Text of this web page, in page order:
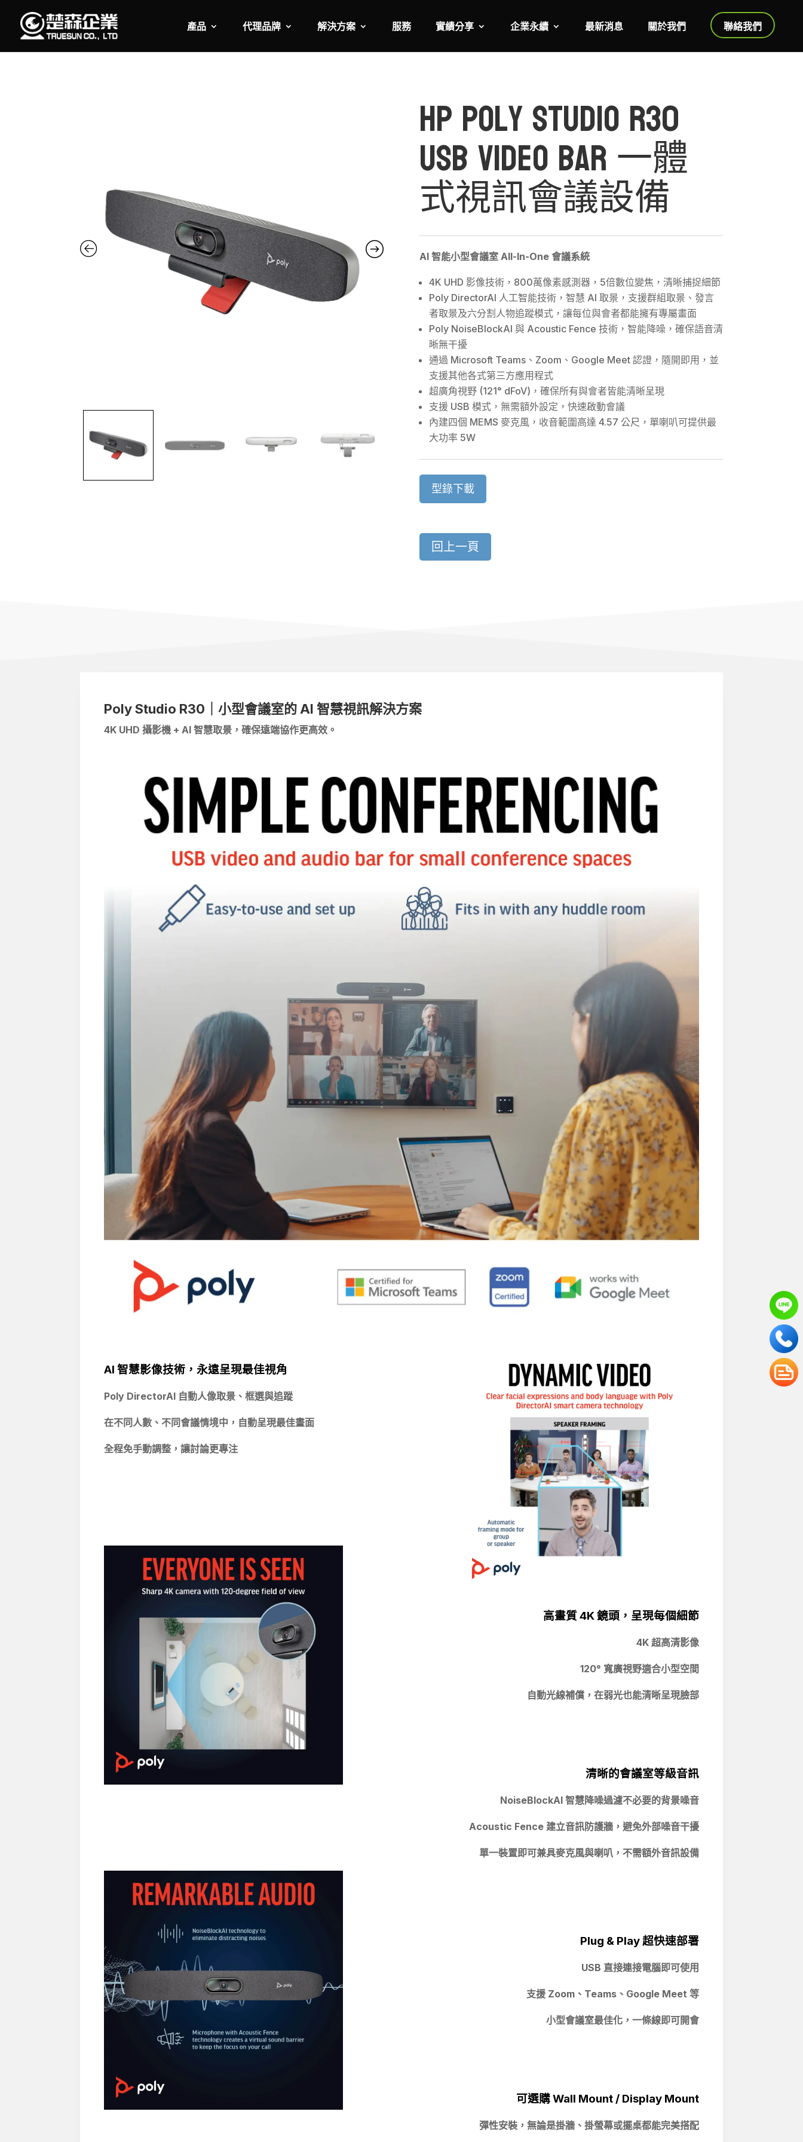
產品 代理品牌 解決方案 服務 實績分享 企業永續 最新消息 關於我們 聯絡我們
HP Poly Studio R30
USB Video Bar 一體
式視訊會議設備
AI 智能小型會議室 All-In-One 會議系統
4K UHD 影像技術，800萬像素感測器，5倍數位變焦，清晰捕捉細節
Poly DirectorAI 人工智能技術，智慧 AI 取景，支援群組取景、發言
者取景及六分割人物追蹤模式，讓每位與會者都能擁有專屬畫面
Poly NoiseBlockAI 與 Acoustic Fence 技術，智能降噪，確保語音清
晰無干擾
通過 Microsoft Teams、Zoom、Google Meet 認證，隨開即用，並
支援其他各式第三⽅應⽤程式
超廣角視野 (121° dFoV)，確保所有與會者皆能清晰呈現
支援 USB 模式，無需額外設定，快速啟動會議
內建四個 MEMS ⿆克⾵，收音範圍⾼達 4.57 公尺，單喇叭可提供最
大功率 5W
型錄下載
回上一頁
Poly Studio R30｜小型會議室的 AI智慧視訊解決方案
4K UHD攝影機 + AI智慧取景，確保遠端協作更高效。
AI智慧影像技術，永遠呈現最佳視角
Poly DirectorAI 自動人像取景、框選與追蹤
在不同人數、不同會議情境中，自動呈現最佳畫面
全程免手動調整，讓討論更專注
高畫質 4K鏡頭，呈現每個細節
4K 超高清影像
120° 寬廣視野適合小型空間
自動光線補償，在弱光也能清晰呈現臉部
清晰的會議室等級音訊
NoiseBlockAI 智慧降噪過濾不必要的背景噪音
Acoustic Fence 建立音訊防護牆，避免外部噪音干擾
單一裝置即可兼具麥克風與喇叭，不需額外音訊設備
Plug & Play 超快速部署
USB 直接連接電腦即可使用
支援 Zoom、Teams、Google Meet 等
小型會議室最佳化，一條線即可開會
可選購 Wall Mount / Display Mount
彈性安裝，無論是掛牆、掛螢幕或擺桌都能完美搭配